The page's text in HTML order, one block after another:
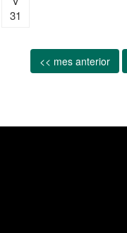
31
<< mes anterior